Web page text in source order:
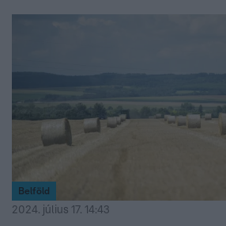
átütemezés.
Belföld
2024. július 17. 14:43